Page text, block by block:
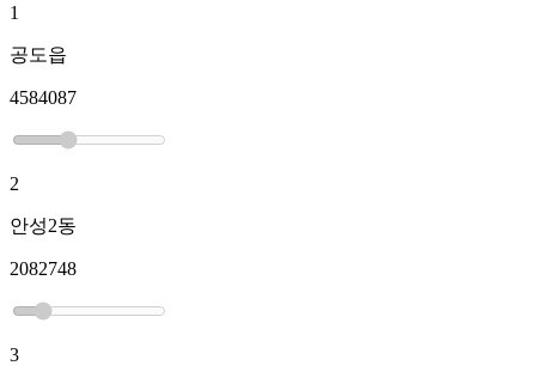
1
공도읍
4584087
2
안성2동
2082748
3